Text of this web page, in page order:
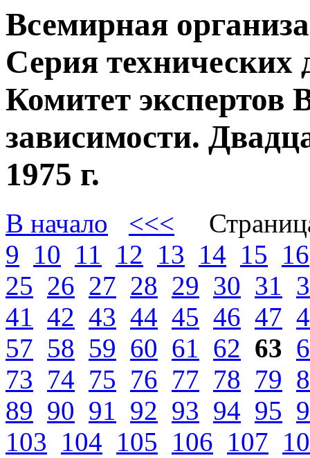
Всемирная
Серия
Комитет экспертов
зависимости.
1975 г.
В начало <<<
9 10 11 12 13 14 15 16
25 26 27 28 29 30 31
41 42 43 44 45 46 47
57 58 59 60 61 62 63
73 74 75 76 77 78 79
89 90 91 92 93 94 95
103 104 105 106 107